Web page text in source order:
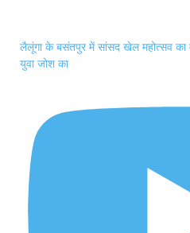
लैलूंगा के बसंतपुर में सांसद खेल महोत्सव का
युवा जोश का